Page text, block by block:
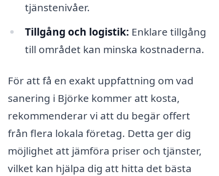
tjänstenivåer.
Tillgång och logistik: Enklare tillgång
till området kan minska kostnaderna.
För att få en exakt uppfattning om vad
sanering i Björke kommer att kosta,
rekommenderar vi att du begär offert
från flera lokala företag. Detta ger dig
möjlighet att jämföra priser och tjänster,
vilket kan hjälpa dig att hitta det bästa